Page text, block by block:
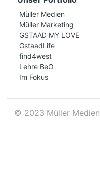
Müller Medien
Müller Marketing
GSTAAD MY LOVE
GstaadLife
find4west
Lehre BeO
Im Fokus
© 2023 Müller